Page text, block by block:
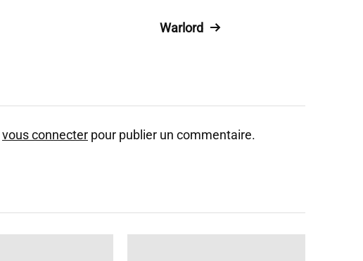
Warlord
vous connecter pour publier un commentaire.